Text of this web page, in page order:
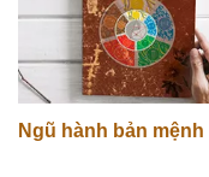
Ngũ hành bản mệnh